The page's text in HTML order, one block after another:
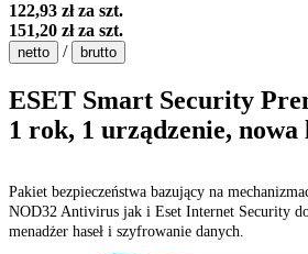
122,93 złza szt.
151,20 złza szt.
netto / brutto
ESET Smart Security
1 rok, 1 urządzenie, nowa
Pakiet bezpieczeństwa bazujący na
NOD32 Antivirus jak i Eset Internet Security
menadżer haseł i szyfrowanie danych.